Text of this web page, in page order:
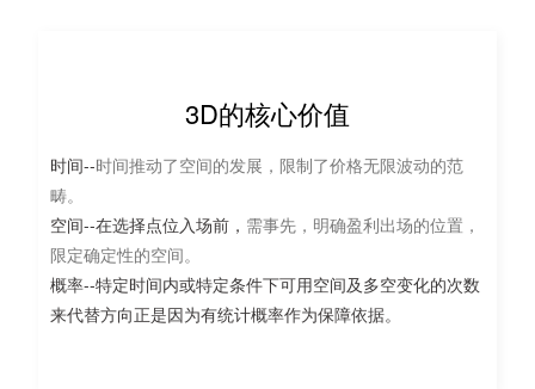
3D的核心价值
时间--时间推动了空间的发展，限制了价格无限波动的范
畴。
空间--在选择点位入场前， 需事先，明确盈利出场的位置，
限定确定性的空间。
概率--特定时间内或特定条件下可用空间及多空变化的次数
来代替方向正是因为有统计概率作为保障依据。